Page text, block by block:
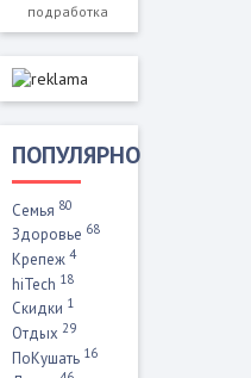
подработка
ПОПУЛЯРНО
Семья 80
Здоровье 68
Крепеж 4
hiTech 18
Скидки 1
Отдых 29
ПоКушать 16